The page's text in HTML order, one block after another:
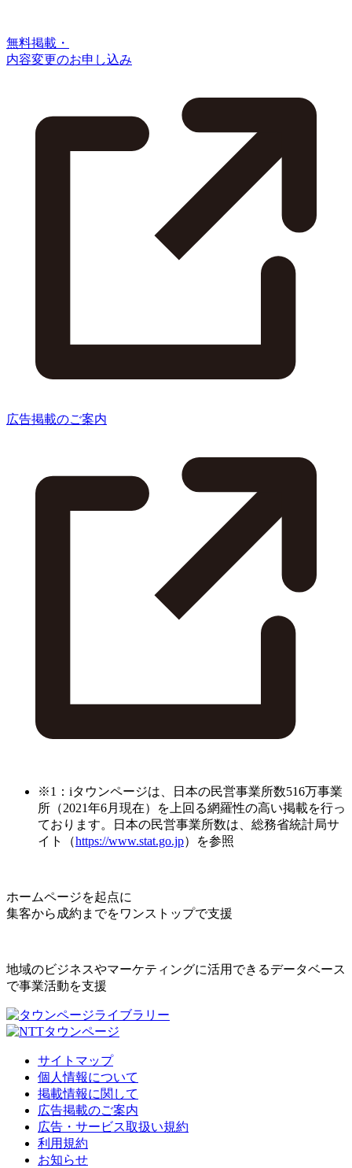
無料掲載・
内容変更のお申し込み
広告掲載のご案内
※1：iタウンページは、日本の民営事業所数516万事業
所（2021年6月現在）を上回る網羅性の高い掲載を行っ
ております。日本の民営事業所数は、総務省統計局サ
イト（https://www.stat.go.jp）を参照
ホームページを起点に
集客から成約までをワンストップで支援
地域のビジネスやマーケティングに活用できるデータベース
で事業活動を支援
サイトマップ
個人情報について
掲載情報に関して
広告掲載のご案内
広告・サービス取扱い規約
利用規約
お知らせ